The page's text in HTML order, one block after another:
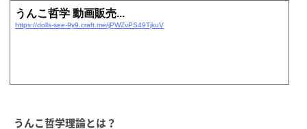
うんこ哲学 動画販売...
https://dolls-see-9y9.craft.me/jPWZvPS49TjkuV
うんこ哲学理論とは？